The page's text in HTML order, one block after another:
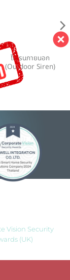
Discontinued
ไซเรนภายนอก
(Outdoor Siren)
Vision Security
(UK)